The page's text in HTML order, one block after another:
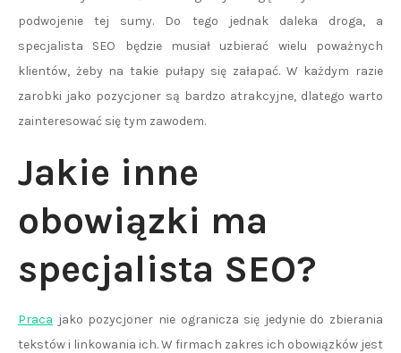
podwojenie tej sumy. Do tego jednak daleka droga, a
specjalista SEO będzie musiał uzbierać wielu poważnych
klientów, żeby na takie pułapy się załapać. W każdym razie
zarobki jako pozycjoner są bardzo atrakcyjne, dlatego warto
zainteresować się tym zawodem.
Jakie inne
obowiązki ma
specjalista SEO?
Praca jako pozycjoner nie ogranicza się jedynie do zbierania
tekstów i linkowania ich. W firmach zakres ich obowiązków jest